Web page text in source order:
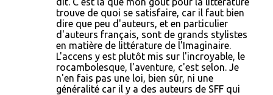
trouve de quoi se satisfaire, car il faut bien
dire que peu d'auteurs, et en particulier
d'auteurs français, sont de grands stylistes
en matière de littérature de l'Imaginaire.
L'accens y est plutôt mis sur l'incroyable, le
rocambolesque, l'aventure, c'est selon. Je
n'en fais pas une loi, bien sûr, ni une
généralité car il y a des auteurs de SFF qui